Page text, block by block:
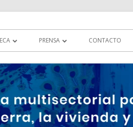
PRENSA
MULTIMEDIA
COMUNICADOS
CONTACTO